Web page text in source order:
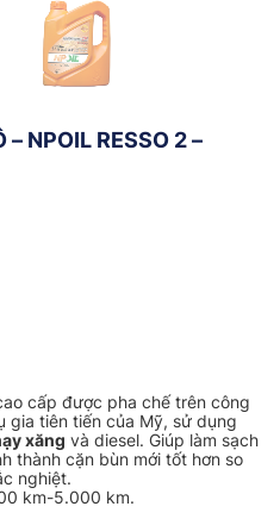
NPOIL RESSO 2 –
cấp được pha chế trên công
gia tiên tiến của Mỹ, sử dụng
xăng và diesel. Giúp làm sạch
thành cặn bùn mới tốt hơn so
nghiệt.
km-5.000 km.